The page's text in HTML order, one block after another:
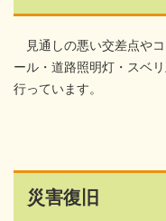
見通しの悪い交差点や
ール・道路照明灯・スベ
行っています。
災害復旧